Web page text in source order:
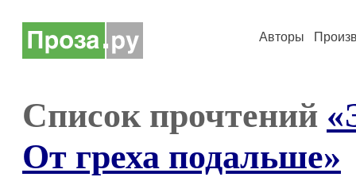
Авторы
Список прочтений
От греха подальше»